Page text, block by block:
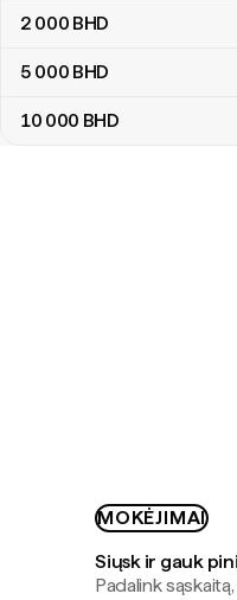
2 000 BHD
5 000 BHD
10 000 BHD
MOKĖJIMAI
Siųsk ir gauk
Padalink